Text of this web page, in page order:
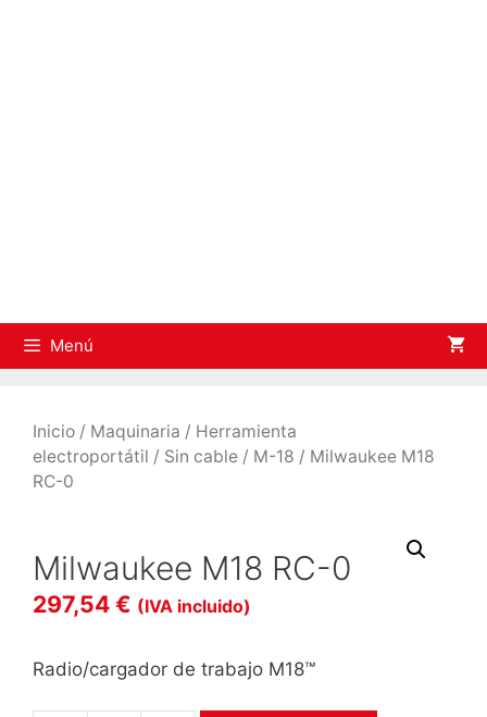
Menú
Inicio / Maquinaria / Herramienta
electroportátil / Sin cable / M-18 / Milwaukee M18
RC-0
Milwaukee M18 RC-0
297,54€ (IVA incluido)
Radio/cargador de trabajo M18™